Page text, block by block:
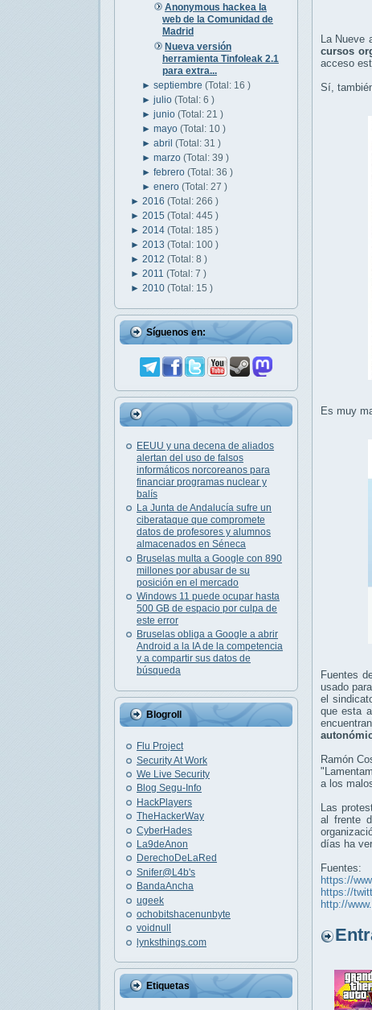
Anonymous hackea la
web de la Comunidad de
Madrid
Nueva versión
herramienta Tinfoleak 2.1
para extra...
►septiembre(Total: 16 )
►julio(Total: 6 )
►junio(Total: 21 )
►mayo(Total: 10 )
►abril(Total: 31 )
►marzo(Total: 39 )
►febrero(Total: 36 )
►enero(Total: 27 )
► 2016 (Total: 266 )
► 2015 (Total: 445 )
► 2014 (Total: 185 )
► 2013 (Total: 100 )
► 2012 (Total: 8 )
► 2011 (Total: 7 )
► 2010 (Total: 15 )
Síguenos en:
EEUU y una decena de aliados
alertan del uso de falsos
informáticos norcoreanos para
financiar programas nuclear y
balís
La Junta de Andalucía sufre un
ciberataque que compromete
datos de profesores y alumnos
almacenados en Séneca
Bruselas multa a Google con 890
millones por abusar de su
posición en el mercado
Windows 11 puede ocupar hasta
500 GB de espacio por culpa de
este error
Bruselas obliga a Google a abrir
Android a la IA de la competencia
y a compartir sus datos de
búsqueda
Blogroll
Flu Project
Security At Work
We Live Security
Blog Segu-Info
HackPlayers
TheHackerWay
CyberHades
La9deAnon
DerechoDeLaRed
Snifer@L4b's
BandaAncha
ugeek
ochobitshacenunbyte
voidnull
lynksthings.com
Etiquetas
La
cursos
acceso
Sí,
Es muy
Fuentes
usado
el
que esta
Ramón
a los
Las
al frente
días ha
Fuentes:
https://
https://
http://